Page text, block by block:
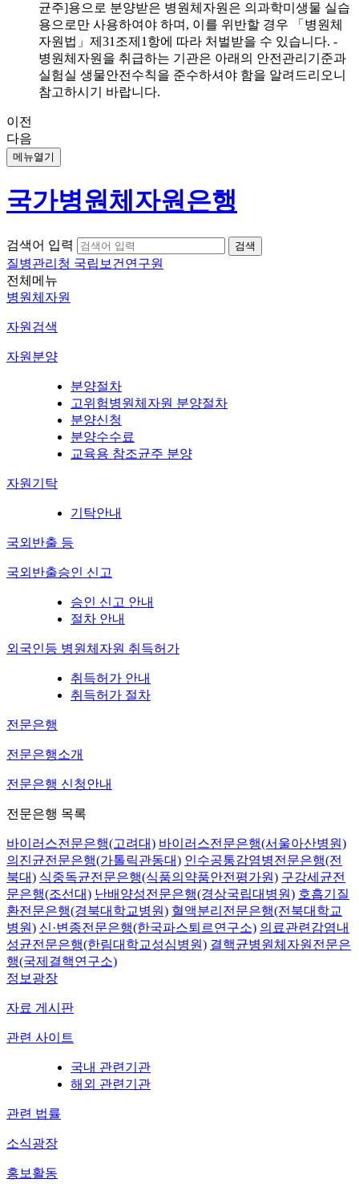
균주]용으로 분양받은 병원체자원은 의과학미생물 실습
용으로만 사용하여야 하며, 이를 위반할 경우 「병원체
자원법」제31조제1항에 따라 처벌받을 수 있습니다. -
병원체자원을 취급하는 기관은 아래의 안전관리기준과
실험실 생물안전수칙을 준수하셔야 함을 알려드리오니
참고하시기 바랍니다.
이전
다음
메뉴열기
국가병원체자원은행
검색어 입력
질병관리청 국립보건연구원
전체메뉴
병원체자원
자원검색
자원분양
분양절차
고위험병원체자원 분양절차
분양신청
분양수수료
교육용 참조균주 분양
자원기탁
기탁안내
국외반출 등
국외반출승인 신고
승인 신고 안내
절차 안내
외국인등 병원체자원 취득허가
취득허가 안내
취득허가 절차
전문은행
전문은행소개
전문은행 신청안내
전문은행 목록
바이러스전문은행(고려대) 바이러스전문은행(서울아산병원)
의진균전문은행(가톨릭관동대) 인수공통감염병전문은행(전
북대) 식중독균전문은행(식품의약품안전평가원) 구강세균전
문은행(조선대) 난배양성전문은행(경상국립대병원) 호흡기질
환전문은행(경북대학교병원) 혈액분리전문은행(전북대학교
병원) 신·변종전문은행(한국파스퇴르연구소) 의료관련감염내
성균전문은행(한림대학교성심병원) 결핵균병원체자원전문은
행(국제결핵연구소)
정보광장
자료 게시판
관련 사이트
국내 관련기관
해외 관련기관
관련 법률
소식광장
홍보활동